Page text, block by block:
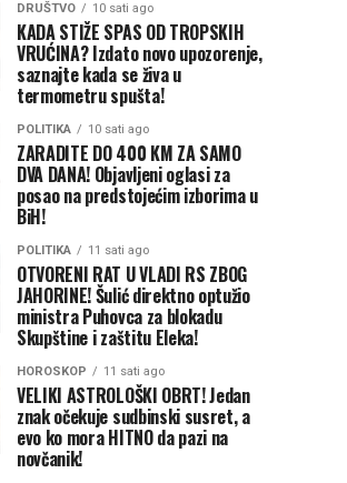
DRUŠTVO 10 sati ago
KADA STIŽE SPAS OD TROPSKIH
VRUĆINA? Izdato novo upozorenje,
saznajte kada se živa u
termometru spušta!
POLITIKA 10 sati ago
ZARADITE DO 400 KM ZA SAMO
DVA DANA! Objavljeni oglasi za
posao na predstojećim izborima u
BiH!
POLITIKA 11 sati ago
OTVORENI RAT U VLADI RS ZBOG
JAHORINE! Šulić direktno optužio
ministra Puhovca za blokadu
Skupštine i zaštitu Eleka!
HOROSKOP 11 sati ago
VELIKI ASTROLOŠKI OBRT! Jedan
znak očekuje sudbinski susret, a
evo ko mora HITNO da pazi na
novčanik!